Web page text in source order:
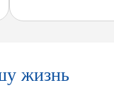
жизнь